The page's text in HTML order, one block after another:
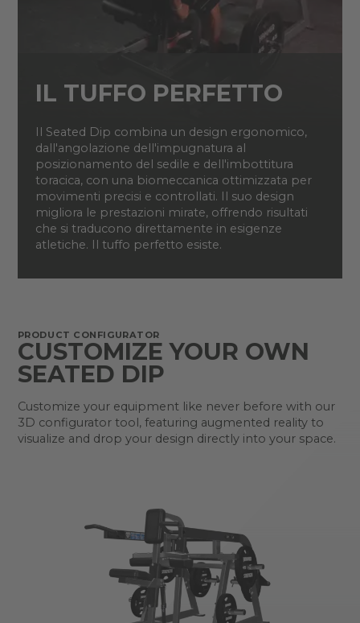
IL TUFFO PERFETTO
Il Seated Dip combina un design ergonomico,
dall'angolazione dell'impugnatura al
posizionamento del sedile e dell'imbottitura
toracica, con una biomeccanica ottimizzata per
movimenti precisi e controllati. Il suo design
migliora le prestazioni mirate, offrendo risultati
che si traducono direttamente in esigenze
atletiche. Il tuffo perfetto esiste.
PRODUCT CONFIGURATOR
CUSTOMIZE YOUR OWN
SEATED DIP
Customize your equipment like never before with our
3D configurator tool, featuring augmented reality to
visualize and drop your design directly into your space.